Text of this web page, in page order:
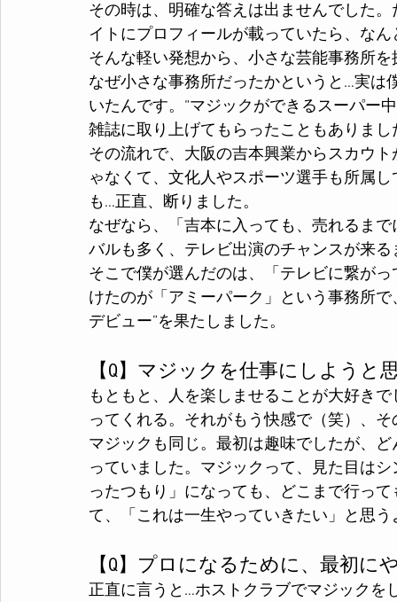
その時は、明確な答えは出ませんでした
イトにプロフィールが載っていたら、な
そんな軽い発想から、小さな芸能事務所
なぜ小さな事務所だったかというと…実は
いたんです。“マジックができるスーパー
雑誌に取り上げてもらったこともありまし
その流れで、大阪の吉本興業からスカウ
ゃなくて、文化人やスポーツ選手も所属
も…正直、断りました。
なぜなら、「吉本に入っても、売れるま
バルも多く、テレビ出演のチャンスが来
そこで僕が選んだのは、「テレビに繋が
けたのが「アミーパーク」という事務所
デビュー”を果たしました。
【Q】マジックを仕事にしようと
もともと、人を楽しませることが大好き
ってくれる。それがもう快感で（笑）、
マジックも同じ。最初は趣味でしたが、
っていました。マジックって、見た目は
ったつもり」になっても、どこまで行っ
て、「これは一生やっていきたい」と思
【Q】プロになるために、最初に
正直に言うと…ホストクラブでマジックを